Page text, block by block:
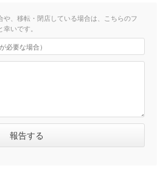
や、移転・閉店している場合は、こちらのフ
いです。